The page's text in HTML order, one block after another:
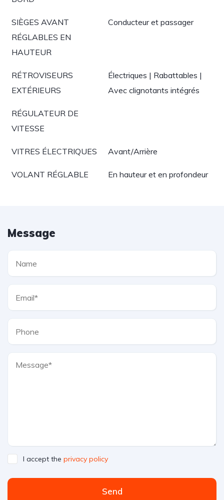
SIÈGES AVANT
RÉGLABLES EN
HAUTEUR
Conducteur et passager
RÉTROVISEURS
EXTÉRIEURS
Électriques | Rabattables |
Avec clignotants intégrés
RÉGULATEUR DE
VITESSE
VITRES ÉLECTRIQUES Avant/Arrière
VOLANT RÉGLABLE En hauteur et en profondeur
Message
I accept the privacy policy
Send